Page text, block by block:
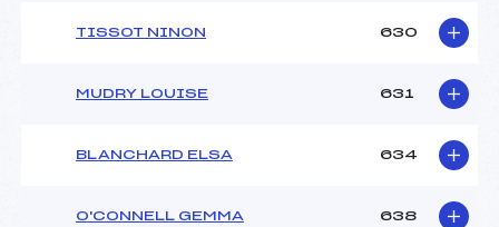
TISSOT NINON 630
MUDRY LOUISE 631
BLANCHARD ELSA 634
O'CONNELL GEMMA 638